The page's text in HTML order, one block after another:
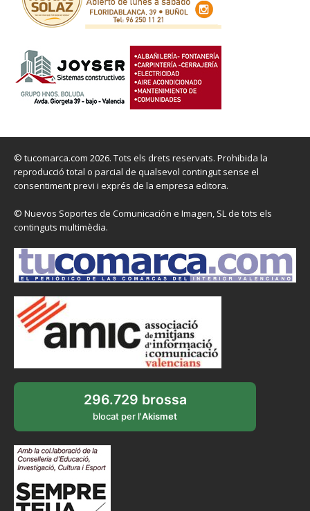
© tucomarca.com 2026. Tots els drets reservats. Prohibida la
reproducció total o parcial de qualsevol contingut sense el
consentiment previ i exprés de la empresa editora.
© Nuevos Soportes de Comunicación e Imagen, SL de tots els
continguts multimèdia.
296.729 brossa
blocat per l'Akismet